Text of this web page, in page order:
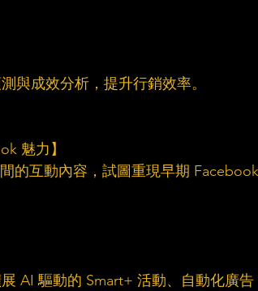
與成效分析，提升行銷效率。
魅力】
的互動內容，試圖重現早期
AI 驅動的 Smart+ 活動、自動化廣告